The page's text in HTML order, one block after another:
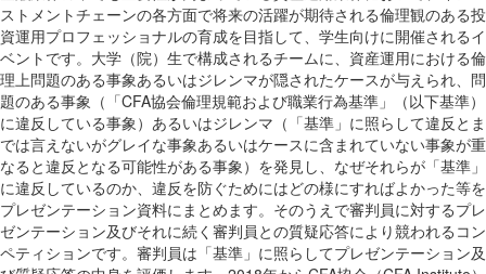
ストメントチェーンの各方面で将来の活躍が期待される倫理観のある投
資運用プロフェッショナルの育成を目指して、学生向けに開催されるイ
ベントです。大学（院）生で構成されるチームに、資産運用における倫
理上問題のある事象あるいはジレンマが隠されたケースが与えられ、問
題のある事象（「CFA協会倫理規範および職業行為基準」（以下基準）
に違反している事象）あるいはジレンマ（「基準」に照らして違反とま
では言えないがグレイな事象あるいはケースに含まれていない事象が重
なると違反となる可能性がある事象）を発見し、なぜそれらが「基準」
に違反しているのか、違反を防ぐためにはどの様にすればよかった等を
プレゼンテーション資料にまとめます。そのうえで審判員に対するプレ
ゼンテーション及びそれに続く審判員との質疑応答により競われるコン
ペティションです。審判員は「基準」に照らしてプレゼンテーション及